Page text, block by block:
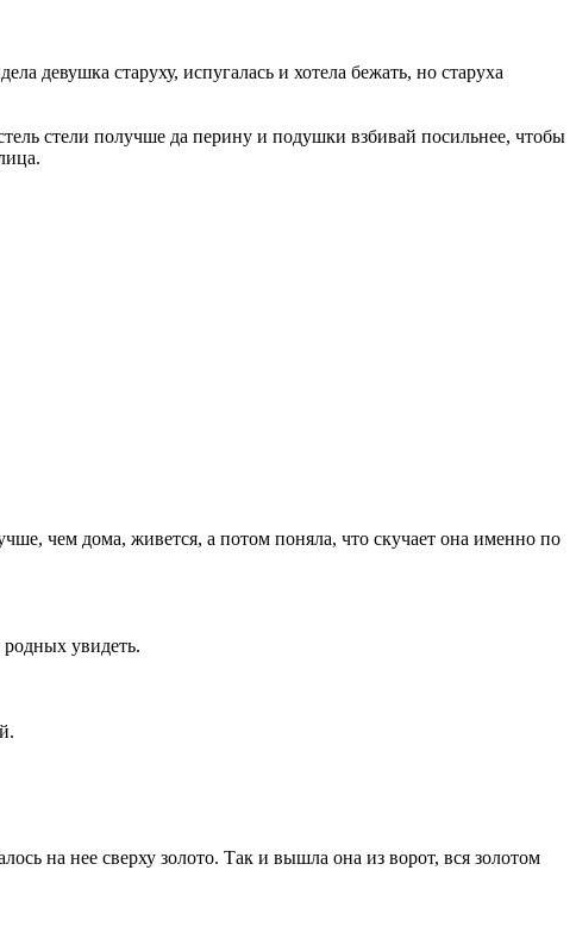
девушка старуху, испугалась и хотела бежать, но старуха
стели получше да перину и подушки взбивай посильнее, чтобы
чем дома, живется, а потом поняла, что скучает она именно по
родных увидеть.
на нее сверху золото. Так и вышла она из ворот, вся золотом